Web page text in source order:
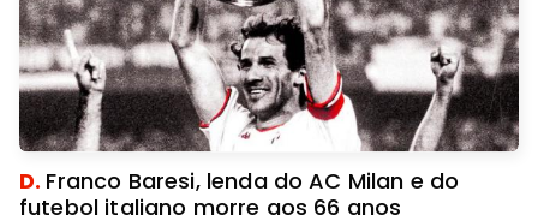
D. Franco Baresi, lenda do AC Milan e do
futebol italiano morre aos 66 anos